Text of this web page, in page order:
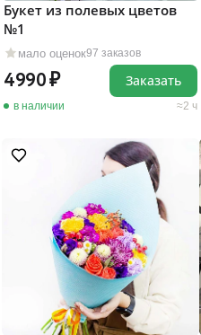
мало оценок97 заказов
Букет из полевых цветов
№1
4990
в наличии 2 ч
Заказать